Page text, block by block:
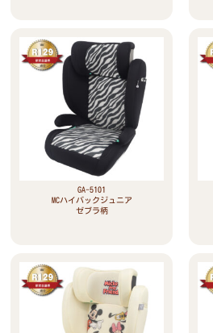
GA-5101
MCハイバックジュニア
ゼブラ柄